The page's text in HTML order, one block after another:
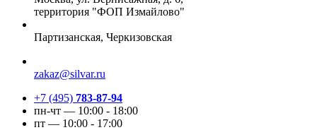
территория "ФОП Измайлово"
Партизанская, Черкизовская
zakaz@silvar.ru
+7 (495) 783-87-94
пн-чт — 10:00 - 18:00
пт — 10:00 - 17:00